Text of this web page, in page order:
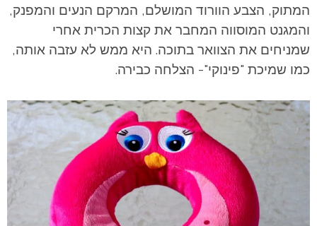
המתוק, הצבע הוורוד המושלם, המרקם הנעים והמפנק,
והמגנט המוסווה המחבר את קצות הכרית אחרי
שמניחים את הצוואר בתוכה. היא ממש לא עזבה אותה,
כמו שמיכת "פינוקי"- הצלחה כבירה.